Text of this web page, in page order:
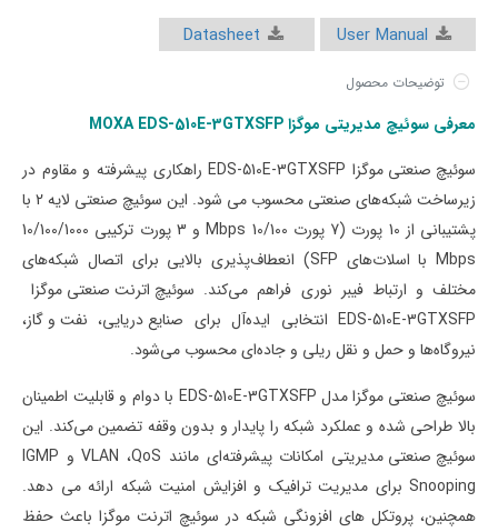
User Manual
Datasheet
توضیحات محصول
معرفی سوئیچ مدیریتی موگزا MOXA EDS-510E-3GTXSFP
سوئیچ صنعتی موگزا EDS-510E-3GTXSFPراهکاری پیشرفته و مقاوم در
زیرساخت شبکه‌های صنعتی محسوب می شود. این سوئیچ صنعتی لایه 2
با
پشتیبانی از 10 پورت (7 پورت 10/100 Mbps و 3
پورت ترکیبی 10/100/1000
Mbps با اسلات‌های SFP) انعطاف‌پذیری بالایی برای اتصال شبکه‌های
مختلف و ارتباط فیبر نوری فراهم می‌کند. سوئیچ اترنت صنعتی موگزا
EDS-510E-3GTXSFP انتخابی ایده‌آل برای صنایع دریایی، نفت و گاز،
نیروگاه‌ها و حمل و نقل ریلی و جاده‌ایمحسوب می‌شود.
سوئیچ صنعتی موگزا مدل EDS-510E-3GTXSFP با دوام و قابلیت اطمینان
بالا طراحی شده و عملکرد شبکه را پایدار و بدون وقفه تضمین می‌کند. این
سوئیچ صنعتی مدیریتی امکانات پیشرفته‌ای مانند QoS، VLANو IGMP
Snooping برای مدیریت ترافیک و افزایش امنیت شبکه ارائه می دهد.
همچنین، پروتکل های افزونگی شبکه در سوئیچ اترنت موگزا باعث حفظ